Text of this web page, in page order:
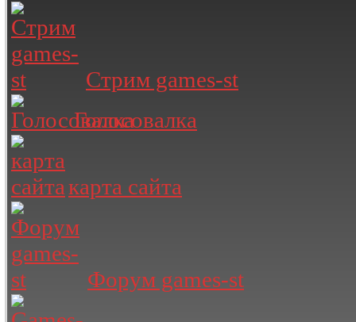
Стрим games-st
Голосовалка
карта сайта
Форум games-st